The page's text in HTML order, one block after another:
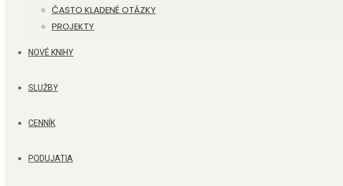
ČASTO KLADENÉ OTÁZKY
PROJEKTY
NOVÉ KNIHY
SLUŽBY
CENNÍK
PODUJATIA